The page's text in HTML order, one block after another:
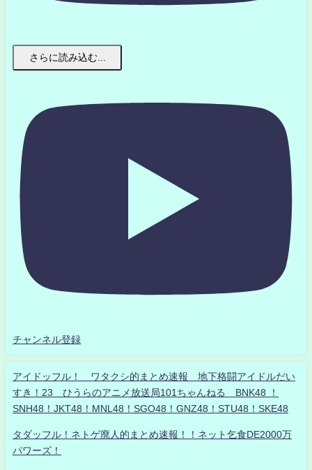
さらに読み込む...
チャンネル登録
アイドッフル！ ワタクシ的まとめ速報 地下格闘アイドルだい
すき！23 ひうらのアニメ放送局101ちゃんねる BNK48 ！
SNH48！JKT48！MNL48！SGO48！GNZ48！STU48！SKE48
タダッフル！ネトゲ廃人的まとめ速報！！ネット乞食DE2000万
パワーズ！